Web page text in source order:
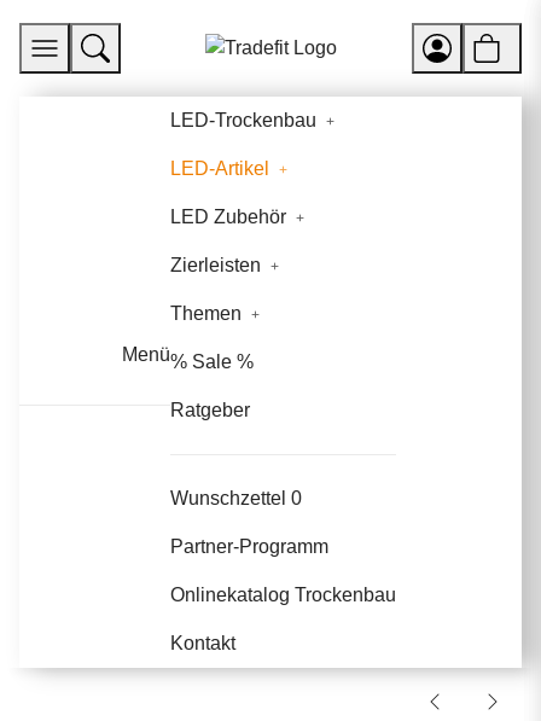
Menü
LED-Trockenbau
LED-Artikel
LED Zubehör
Zierleisten
Themen
% Sale %
Ratgeber
Wunschzettel 0
Partner-Programm
Onlinekatalog Trockenbau
Kontakt